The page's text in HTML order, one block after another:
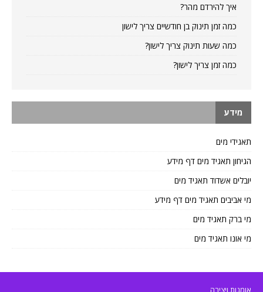
איך להירדם מהר?
כמה זמן תינוק בן חודשיים צריך לישון
כמה שעות תינוק צריך לישון?
כמה זמן צריך לישון?
מידע
תאגידי מים
הגיחון תאגיד מים דף מידע
יובלים אשדוד תאגיד מים
מי אביבים תאגיד מים דף מידע
מי ברק תאגיד מים
מי אונו תאגיד מים
אומנות ויצירה